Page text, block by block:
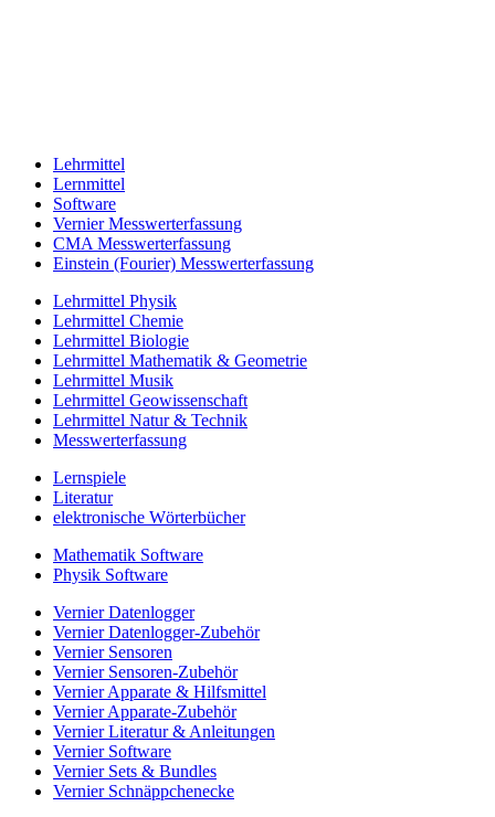
Lehrmittel
Lernmittel
Software
Vernier Messwerterfassung
CMA Messwerterfassung
Einstein (Fourier) Messwerterfassung
Lehrmittel Physik
Lehrmittel Chemie
Lehrmittel Biologie
Lehrmittel Mathematik & Geometrie
Lehrmittel Musik
Lehrmittel Geowissenschaft
Lehrmittel Natur & Technik
Messwerterfassung
Lernspiele
Literatur
elektronische Wörterbücher
Mathematik Software
Physik Software
Vernier Datenlogger
Vernier Datenlogger-Zubehör
Vernier Sensoren
Vernier Sensoren-Zubehör
Vernier Apparate & Hilfsmittel
Vernier Apparate-Zubehör
Vernier Literatur & Anleitungen
Vernier Software
Vernier Sets & Bundles
Vernier Schnäppchenecke